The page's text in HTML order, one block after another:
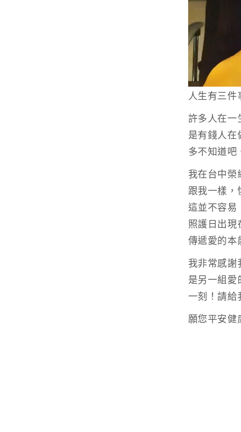
人生有三
許多人在一
是有錢人
多不知道吧
我在台中榮
跟我一樣，
這並不容易
照護日出
傳遞愛的本
我非常感謝
是另一組
一刻！請給
願您平安健